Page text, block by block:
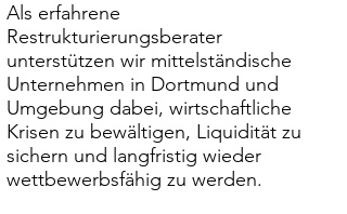
Als erfahrene
Restrukturierungsberater
unterstützen wir mittelständische
Unternehmen in Dortmund und
Umgebung dabei, wirtschaftliche
Krisen zu bewältigen, Liquidität zu
sichern und langfristig wieder
wettbewerbsfähig zu werden.